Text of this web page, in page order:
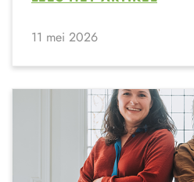
11 mei 2026